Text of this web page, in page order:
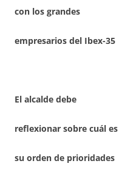
con los grandes
empresarios del Ibex-35
El alcalde debe
reflexionar sobre cuál es
su orden de prioridades